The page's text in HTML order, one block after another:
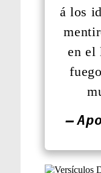
á los
en el
—